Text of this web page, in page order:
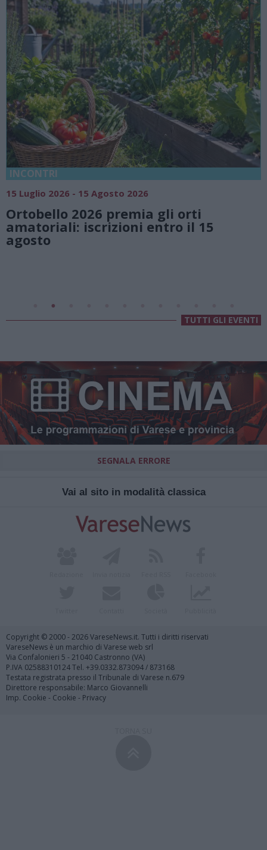
18 Luglio 2026 - 15 Agosto 2026
Vivi l’estate a Villa Fogazzaro Roi. Tra
natura e atmosfere senza tempo sul
Lago di Lugano
Valsolda
TUTTI GLI EVENTI
SEGNALA ERRORE
Vai al sito in modalità classica
Copyright © 2000 - 2026 VareseNews.it. Tutti i diritti riservati
VareseNews è un marchio di Varese web srl
Via Confalonieri 5 - 21040 Castronno (VA)
P.IVA 02588310124 Tel. +39.0332.873094 / 873168
Testata registrata presso il Tribunale di Varese n.679
Direttore responsabile: Marco Giovannelli
Imp. Cookie - Cookie - Privacy